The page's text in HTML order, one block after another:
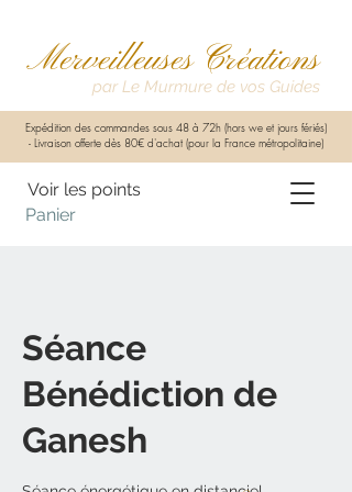
Merveilleuses Créations
Panier
Expédition des commandes sous 48 à 72h (hors we et jours fériés)
- Livraison offerte dès 80€ d'achat (pour la France métropolitaine)
par Le Murmure de vos Guides
Voir les points
Séance
Bénédiction de
Ganesh